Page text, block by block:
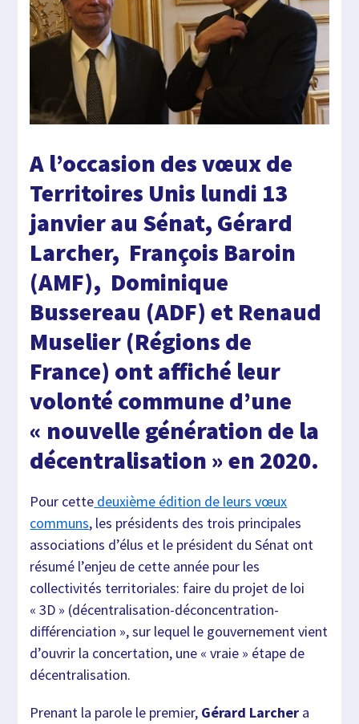
A l’occasion des vœux de
Territoires Unis lundi 13
janvier au Sénat, Gérard
Larcher, François Baroin
(AMF), Dominique
Bussereau (ADF) et Renaud
Muselier (Régions de
France) ont affiché leur
volonté commune d’une
« nouvelle génération de la
décentralisation » en 2020.
Pour cette deuxième édition de leurs vœux
communs, les présidents des trois principales
associations d’élus et le président du Sénat ont
résumé l’enjeu de cette année pour les
collectivités territoriales: faire du projet de loi
« 3D » (décentralisation-déconcentration-
différenciation », sur lequel le gouvernement vient
d’ouvrir la concertation, une « vraie » étape de
décentralisation.
Prenant la parole le premier, Gérard Larcher a